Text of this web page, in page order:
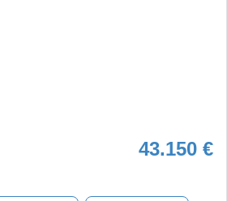
43.150 €